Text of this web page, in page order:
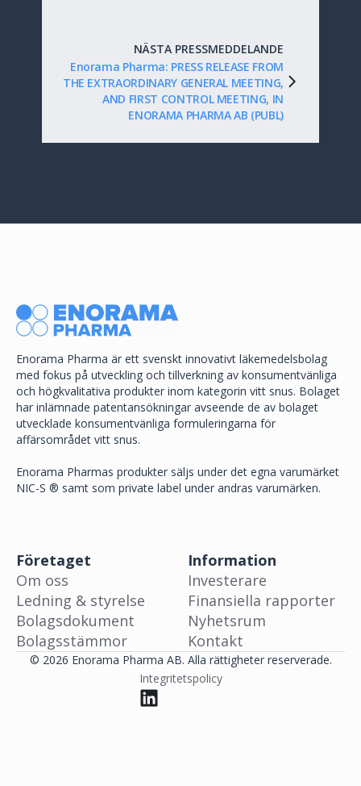
NÄSTA PRESSMEDDELANDE
Enorama Pharma: PRESS RELEASE FROM
THE EXTRAORDINARY GENERAL MEETING,
AND FIRST CONTROL MEETING, IN
ENORAMA PHARMA AB (PUBL)
Enorama Pharma är ett svenskt innovativt läkemedelsbolag
med fokus på utveckling och tillverkning av konsumentvänliga
och högkvalitativa produkter inom kategorin vitt snus. Bolaget
har inlämnade patentansökningar avseende de av bolaget
utvecklade konsumentvänliga formuleringarna för
affärsområdet vitt snus.
Enorama Pharmas produkter säljs under det egna varumärket
NIC-S ® samt som private label under andras varumärken.
Företaget
Om oss
Ledning & styrelse
Bolagsdokument
Bolagsstämmor
Information
Investerare
Finansiella rapporter
Nyhetsrum
Kontakt
© 2026 Enorama Pharma AB. Alla rättigheter reserverade.
Integritetspolicy